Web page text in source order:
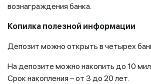
вознаграждения банка.
Копилка полезной информации
Депозит можно открыть в четырех
На депозите можно накопить до 10
Срок накопления – от 3 до 20 лет.